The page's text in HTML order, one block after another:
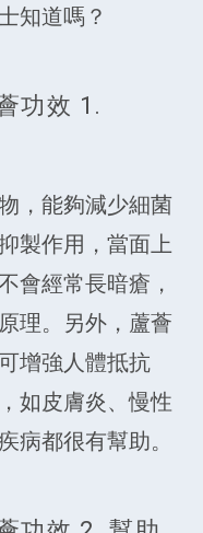
知道嗎？
功效 1.
，能夠減少細菌
製作用，當面上
會經常長暗瘡，
理。另外，蘆薈
增強人體抵抗
如皮膚炎、慢性
病都很有幫助。